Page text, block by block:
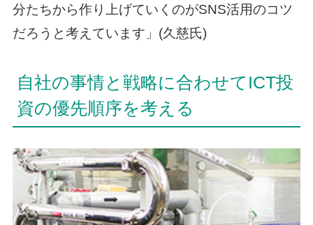
分たちから作り上げていくのがSNS活用のコツ
だろうと考えています」(久慈氏)
自社の事情と戦略に合わせてICT投
資の優先順序を考える